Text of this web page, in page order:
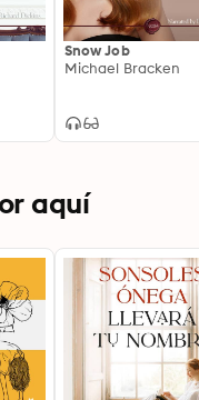
Snow Job
Michael Bracken
aquí